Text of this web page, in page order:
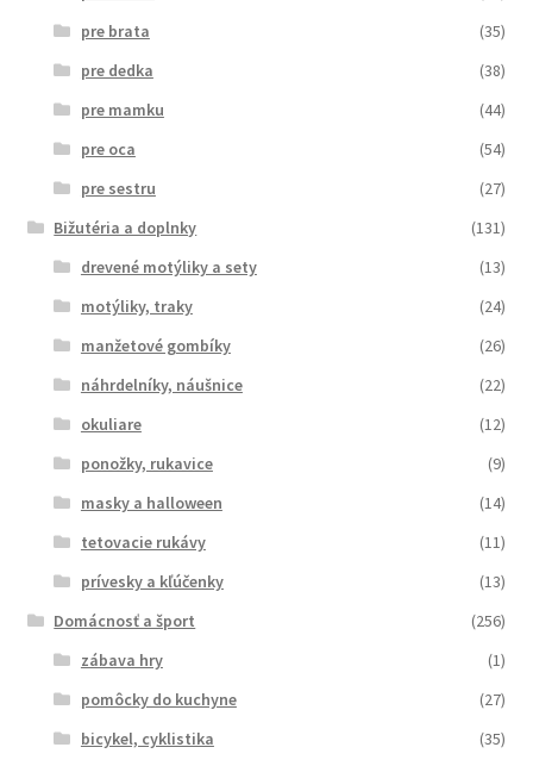
pre brata
(35)
pre dedka
(38)
pre mamku
(44)
pre oca
(54)
pre sestru
(27)
Bižutéria a doplnky
(131)
drevené motýliky a sety
(13)
motýliky, traky
(24)
manžetové gombíky
(26)
náhrdelníky, náušnice
(22)
okuliare
(12)
ponožky, rukavice
(9)
masky a halloween
(14)
tetovacie rukávy
(11)
prívesky a kľúčenky
(13)
Domácnosť a šport
(256)
zábava hry
(1)
pomôcky do kuchyne
(27)
bicykel, cyklistika
(35)